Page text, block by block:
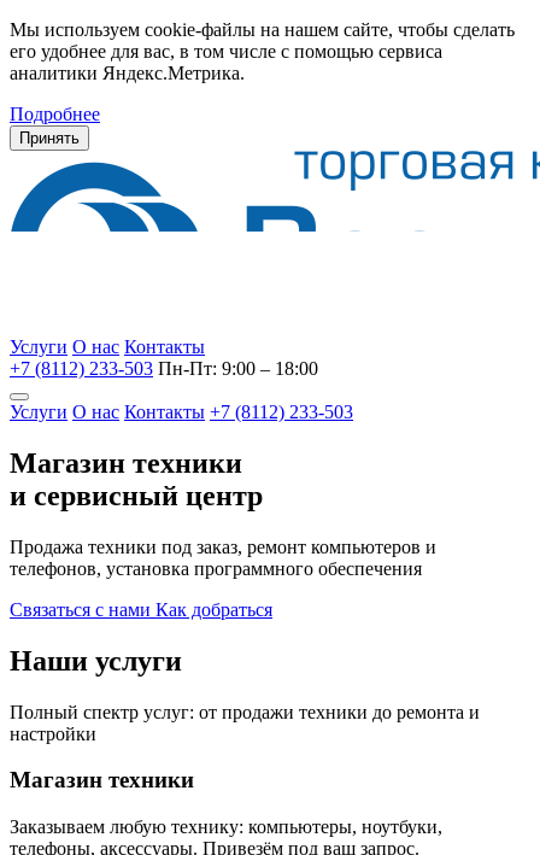
Мы используем cookie-файлы на нашем сайте, чтобы сделать
его удобнее для вас, в том числе с помощью сервиса
аналитики Яндекс.Метрика.
Подробнее
Принять
Услуги О нас Контакты
+7 (8112) 233-503 Пн-Пт: 9:00 – 18:00
Услуги О нас Контакты +7 (8112) 233-503
Магазин техники
и сервисный центр
Продажа техники под заказ, ремонт компьютеров и
телефонов, установка программного обеспечения
Связаться с нами Как добраться
Наши услуги
Полный спектр услуг: от продажи техники до ремонта и
настройки
Магазин техники
Заказываем любую технику: компьютеры, ноутбуки,
телефоны, аксессуары. Привезём под ваш запрос.